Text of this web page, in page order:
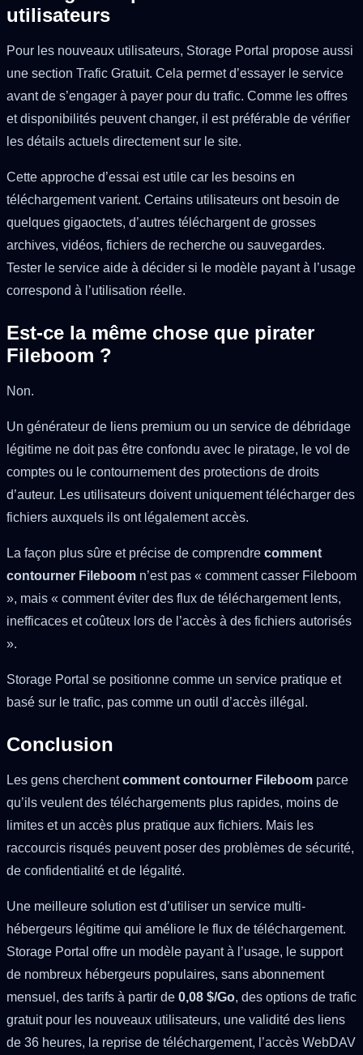
utilisateurs
Pour les nouveaux utilisateurs, Storage Portal propose aussi
une section Trafic Gratuit. Cela permet d’essayer le service
avant de s’engager à payer pour du trafic. Comme les offres
et disponibilités peuvent changer, il est préférable de vérifier
les détails actuels directement sur le site.
Cette approche d’essai est utile car les besoins en
téléchargement varient. Certains utilisateurs ont besoin de
quelques gigaoctets, d’autres téléchargent de grosses
archives, vidéos, fichiers de recherche ou sauvegardes.
Tester le service aide à décider si le modèle payant à l’usage
correspond à l’utilisation réelle.
Est-ce la même chose que pirater
Fileboom ?
Non.
Un générateur de liens premium ou un service de débridage
légitime ne doit pas être confondu avec le piratage, le vol de
comptes ou le contournement des protections de droits
d’auteur. Les utilisateurs doivent uniquement télécharger des
fichiers auxquels ils ont légalement accès.
La façon plus sûre et précise de comprendre comment
contourner Fileboom n’est pas « comment casser Fileboom
», mais « comment éviter des flux de téléchargement lents,
inefficaces et coûteux lors de l’accès à des fichiers autorisés
».
Storage Portal se positionne comme un service pratique et
basé sur le trafic, pas comme un outil d’accès illégal.
Conclusion
Les gens cherchentcomment contourner Fileboom parce
qu’ils veulent des téléchargements plus rapides, moins de
limites et un accès plus pratique aux fichiers. Mais les
raccourcis risqués peuvent poser des problèmes de sécurité,
de confidentialité et de légalité.
Une meilleure solution est d’utiliser un service multi-
hébergeurs légitime qui améliore le flux de téléchargement.
Storage Portal offre un modèle payant à l’usage, le support
de nombreux hébergeurs populaires, sans abonnement
mensuel, des tarifs à partir de 0,08 $/Go, des options de trafic
gratuit pour les nouveaux utilisateurs, une validité des liens
de 36 heures, la reprise de téléchargement, l’accès WebDAV